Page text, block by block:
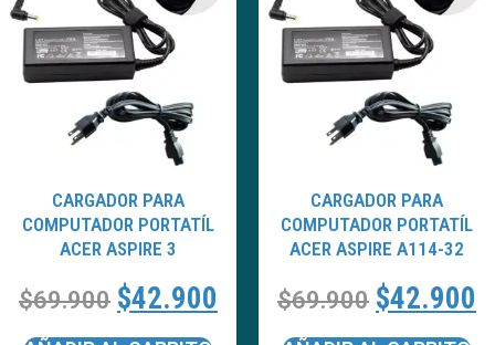
CARGADOR PARA
COMPUTADOR PORTATÍL
ACER ASPIRE 3
$69.900 $42.900
CARGADOR PARA
COMPUTADOR PORTATÍL
ACER ASPIRE A114-32
$69.900 $42.900